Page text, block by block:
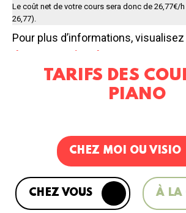
Le coût net de votre cours sera donc de 26,77€/h
26,77).
Pour plus d’informations, visualisez
documentation du CESU
TARIFS DES
PIANO
CHEZ MOI OU VISIO
CHEZ VOUS À LA